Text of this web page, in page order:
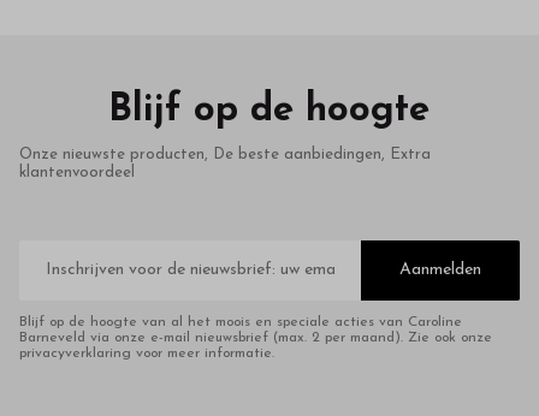
Blijf op de hoogte
Onze nieuwste producten, De beste aanbiedingen, Extra
klantenvoordeel
mailadres
Aanmelden
Blijf op de hoogte van al het moois en speciale acties van Caroline
Barneveld via onze e-mail nieuwsbrief (max. 2 per maand). Zie ook onze
privacyverklaring voor meer informatie.